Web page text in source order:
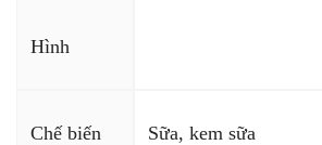
Hình
Chế biến Sữa, kem sữa